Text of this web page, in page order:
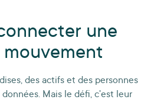
une
des actifs et des personnes
Mais le défi, c'est leur